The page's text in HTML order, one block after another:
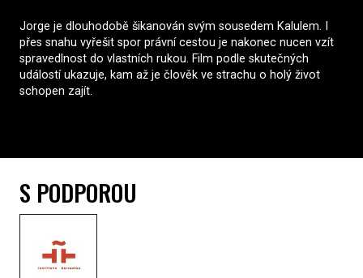
Jorge je dlouhodobě šikanován svým sousedem Kalulem. I
přes snahu vyřešit spor právní cestou je nakonec nucen vzít
spravedlnost do vlastních rukou. Film podle skutečných
událostí ukazuje, kam až je člověk ve strachu o holý život
schopen zajít.
S PODPOROU